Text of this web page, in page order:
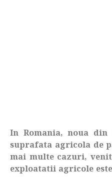
In Romania, noua
suprafata agricola de
mai multe cazuri,
exploatatii agricole